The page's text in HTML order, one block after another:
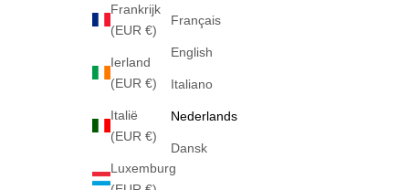
Frankrijk
(EUR €)
Ierland
(EUR €)
Italië
(EUR €)
Luxemburg
Français
English
Italiano
Nederlands
Dansk